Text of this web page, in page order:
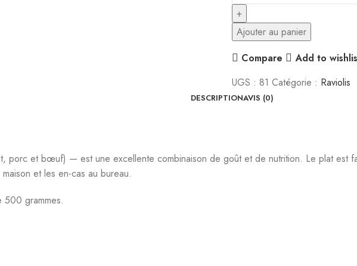
Ajouter au panier
Compare
Add to
UGS : 81 Catégorie : Raviolis
DESCRIPTIONAVIS (0)
porc et bœuf) — est une excellente combinaison de goût et de nutrition. Le plat est
et les en-cas au bureau.
500 grammes.